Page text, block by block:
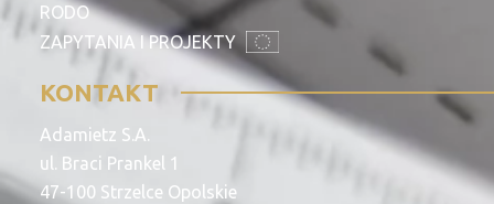
RODO
ZAPYTANIA I PROJEKTY
KONTAKT
Adamietz S.A.
ul. Braci Prankel 1
47-100 Strzelce Opolskie